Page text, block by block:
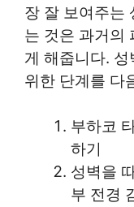
장 잘 보여주는
는 것은 과거의
게 해줍니다.
위한 단계를 다
부하코
하기
성벽을
부 전경